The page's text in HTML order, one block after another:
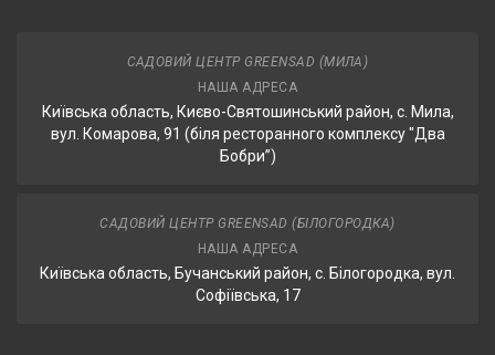
САДОВИЙ ЦЕНТР GREENSAD (МИЛА)
НАША АДРЕСА
Київська область, Києво-Святошинський район, с. Мила,
вул. Комарова, 91 (біля ресторанного комплексу "Два
Бобри”)
САДОВИЙ ЦЕНТР GREENSAD (БІЛОГОРОДКА)
НАША АДРЕСА
Київська область, Бучанський район, с. Білогородка, вул.
Софіївська, 17